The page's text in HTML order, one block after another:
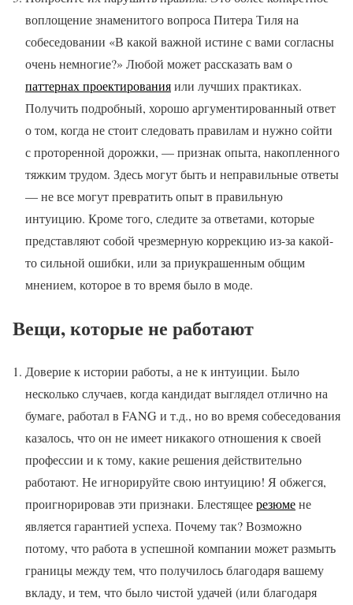
воплощение знаменитого вопроса Питера Тиля на
собеседовании «В какой важной истине с вами согласны
очень немногие?» Любой может рассказать вам о
паттернах проектированияили лучших практиках.
Получить подробный, хорошо аргументированный ответ
о том, когда не стоит следовать правилам и нужно сойти
с проторенной дорожки, — признак опыта, накопленного
тяжким трудом. Здесь могут быть и неправильные ответы
— не все могут превратить опыт в правильную
интуицию. Кроме того, следите за ответами, которые
представляют собой чрезмерную коррекцию из-за какой-
то сильной ошибки, или за приукрашенным общим
мнением, которое в то время было в моде.
Вещи, которые не работают
Доверие к истории работы, а не к интуиции. Было
несколько случаев, когда кандидат выглядел отлично на
бумаге, работал в FANG и т.д., но во время собеседования
казалось, что он не имеет никакого отношения к своей
профессии и к тому, какие решения действительно
работают. Не игнорируйте свою интуицию! Я обжегся,
проигнорировав эти признаки. Блестящеерезюмене
является гарантией успеха. Почему так? Возможно
потому, что работа в успешной компании может размыть
границы между тем, что получилось благодаря вашему
вкладу, и тем, что было чистой удачей (или благодаря